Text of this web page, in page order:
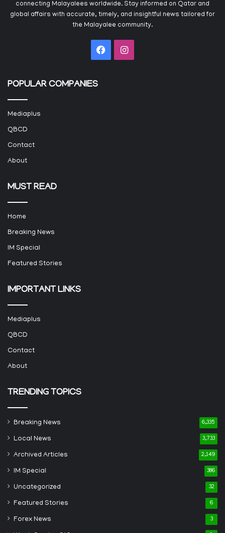
connecting Malayalees worldwide. Stay informed on Qatar and
global affairs with accurate, timely, and insightful news tailored for
the Malayalee community.
FacebookInstagram
POPULAR COMPANIES
Mediaplus
QBCD
Contact
About
MUST READ
Home
Breaking News
IM Special
Featured Stories
IMPORTANT LINKS
Mediaplus
QBCD
Contact
About
TRENDING TOPICS
Breaking News 6,335
Local News 3,733
Archived Articles 2,149
IM Special 386
Uncategorized 32
Featured Stories 6
Forex News 3